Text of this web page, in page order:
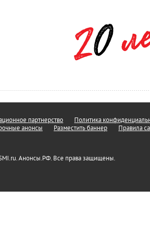
партнерство
Политика
анонсы Разместить баннер Правила
Анонсы.РФ. Все права защищены.